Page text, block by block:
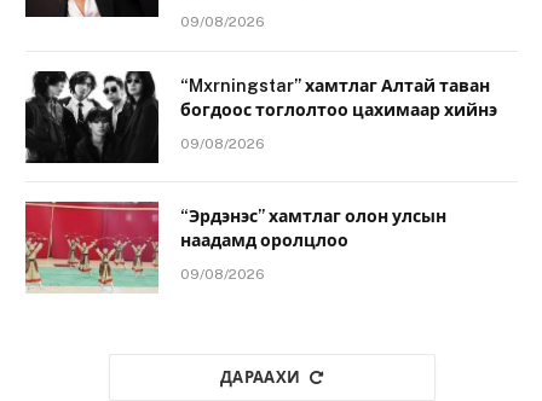
09/08/2026
“Mxrningstar” хамтлаг Алтай таван
богдоос тоглолтоо цахимаар хийнэ
09/08/2026
“Эрдэнэс” хамтлаг олон улсын
наадамд оролцлоо
09/08/2026
ДАРААХИ